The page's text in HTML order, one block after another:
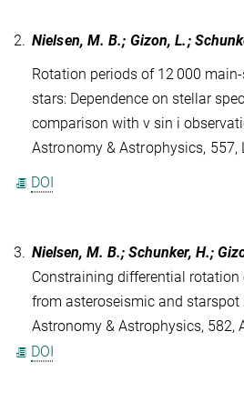
2. Nielsen, M. B.; Gizon, L.;
Rotation periods of 12 000
stars: Dependence on stellar
comparison with v sin i
Astronomy & Astrophysics, 557,
DOI
3. Nielsen, M. B.; Schunker, H.;
Constraining differential rotation
from asteroseismic and
Astronomy & Astrophysics, 582,
DOI